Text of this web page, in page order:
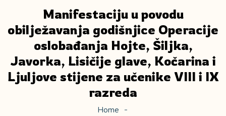
Manifestaciju u povodu
obilježavanja godišnjice Operacije
oslobađanja Hojte, Šiljka,
Javorka, Lisičije glave, Kočarina i
Ljuljove stijene za učenike VIII i IX
razreda
Home